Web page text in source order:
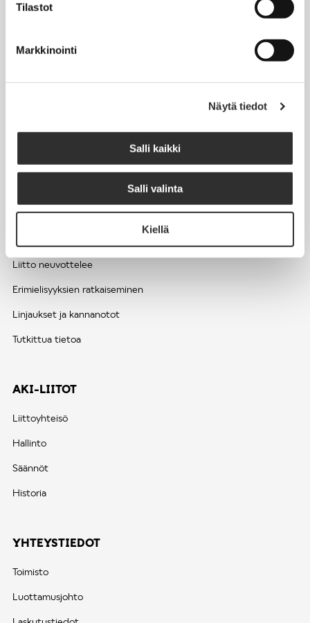
Tilastot
Markkinointi
Näytä tiedot
Salli kaikki
Salli valinta
Kiellä
Työttömyys ja lomautukset
Kesätyöntekijän työehdot ja palkkaus seurakuntien hengellisessä
EDUNVALVONTA
Liitto neuvottelee
Erimielisyyksien ratkaiseminen
Linjaukset ja kannanotot
Tutkittua tietoa
AKI-LIITOT
Liittoyhteisö
Hallinto
Säännöt
Historia
YHTEYSTIEDOT
Toimisto
Luottamusjohto